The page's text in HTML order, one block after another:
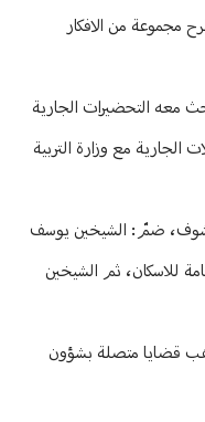
مجموعة من الافكار
معه التحضيرات الجارية
الجارية مع وزارة التربية
الشوف، ضمّ: الشيخين يوسف
للاسكان، ثم الشيخين
قضايا متصلة بشؤون